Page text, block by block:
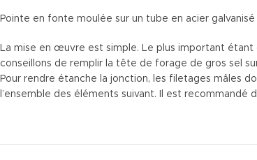
Pointe en fonte moulée sur un tube en acier
La mise en œuvre est simple. Le plus important étant
conseillons de remplir la tête de forage de gros sel
Pour rendre étanche la jonction, les filetages mâles
l’ensemble des éléments suivant. Il est